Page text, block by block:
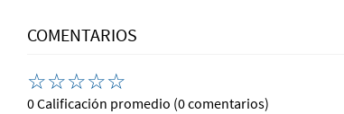
COMENTARIOS
☆☆☆☆☆
0 Calificación promedio (0 comentarios)